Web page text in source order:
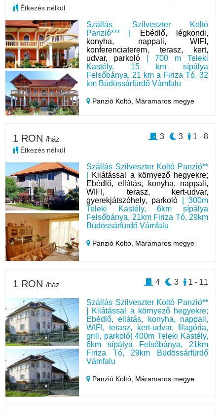
Szállás Szilveszter Koltó
Panzió*** |
Ebédlő, légkondi,
konyha, nappali, WIFI,
konferenciaterem, terasz, kert,
udvar, parkoló | 700 m Teleki
Kastély, 15 km sípálya
Felsőbánya, 21 km a Firiza Tó, 32
km Büdössárfürdő Vámfalu
Panzió Koltó, Máramaros megye
Étkezés nélkül
Szállás Szilveszter Koltó Panzió**
Kilátással a környező hegyekre;
Ebédlő, ellátás, konyha, nappali,
WIFI, terasz, kert-udvar,
gyerekjátszóhely, parkoló | 300m
Teleki Kastély, 6km sípálya
Felsőbánya, 21km Firiza Tó, 29km
Büdössárfürdő Vámfalu
Panzió Koltó, Máramaros megye
1 RON /ház
Étkezés nélkül
1 - 8
3
3
Szállás Szilveszter Koltó Panzió**
] Kilátással a környező hegyekre;
Ebédlő, ellátás, konyha, nappali,
WIFI, terasz, kert-udvar, filagória,
grill, parkoló| 400m Teleki Kastély,
6km sípálya Felsőbánya, 21km
Firiza Tó, 29km Büdössárfürdő
Vámfalu
Panzió Koltó, Máramaros megye
1 RON /ház 1 - 11
3
4